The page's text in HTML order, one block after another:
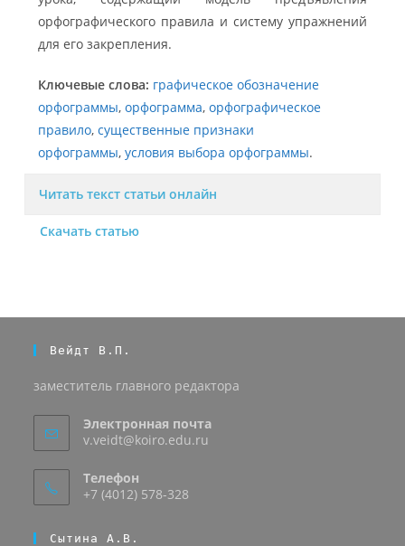
орфографического правила и систему упражнений
для его закрепления.
Ключевые слова: графическое обозначение
орфограммы,орфограмма,орфографическое
правило,существенные признаки
орфограммы,условия выбора орфограммы.
Читать текст статьи онлайн
Скачать статью
Вейдт В.П.
заместитель главного редактора
Электронная почта
v.veidt@koiro.edu.ru
Телефон
+7 (4012) 578-328
Сытина А.В.